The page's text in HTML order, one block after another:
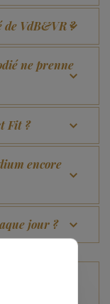
VdB&VR ?
ne prenne
Fit ?
encore
jour ?